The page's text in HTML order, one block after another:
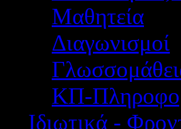
Μαθητεία
Διαγωνισμοί
ΚΠ-
Ιδιωτικά -